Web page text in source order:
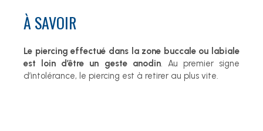
À SAVOIR
Le piercing effectué dans la zone buccale ou labiale
est loin d’être un geste anodin. Au premier signe
d’intolérance, le piercing est à retirer au plus vite.